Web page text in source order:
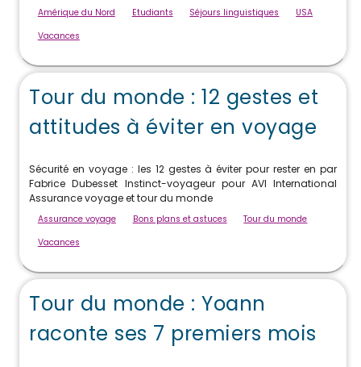
Amérique du Nord Etudiants Séjours linguistiques
USA
Vacances
Tour du monde : 12 gestes et
attitudes à éviter en voyage
Sécurité en voyage : les 12 gestes à éviter pour rester en par
Fabrice Dubesset Instinct-voyageur pour AVI International
Assurance voyage et tour du monde
Assurance voyage Bons plans et astuces
Tour du monde
Vacances
Tour du monde : Yoann
raconte ses 7 premiers mois